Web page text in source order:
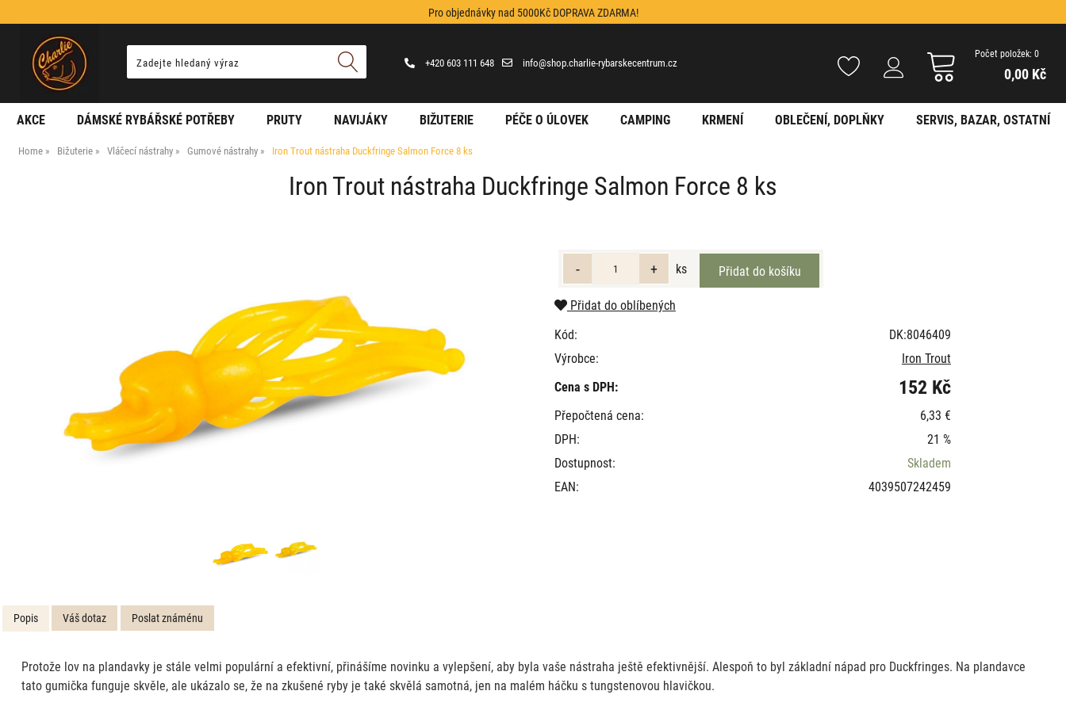
Pro objednávky nad 5000Kč DOPRAVA ZDARMA!
+420 603 111 648 info@shop.charlie-rybarskecentrum.cz
Počet položek: 0
0,00 Kč
AKCE DÁMSKÉ RYBÁŘSKÉ POTŘEBY PRUTY NAVIJÁKY BIŽUTERIE PÉČE O ÚLOVEK CAMPING KRMENÍ OBLEČENÍ, DOPLŇKY SERVIS, BAZAR, OSTATNÍ
Home Bižuterie Vláčecí nástrahy Gumové nástrahy Iron Trout nástraha Duckfringe Salmon Force 8 ks
Iron Trout nástraha Duckfringe Salmon Force 8 ks
ks
Přidat do oblíbených
Kód:
DK:8046409
Výrobce:
Iron Trout
Cena s DPH:
152 Kč
Přepočtená cena:
6,33 €
DPH:
21 %
Dostupnost:
Skladem
EAN:
4039507242459
Popis Váš dotaz Poslat známénu
Protože lov na plandavky je stále velmi populární a efektivní, přinášíme novinku a vylepšení, aby byla vaše nástraha ještě efektivnější. Alespoň to byl základní nápad pro Duckfringes. Na plandavce
tato gumička funguje skvěle, ale ukázalo se, že na zkušené ryby je také skvělá samotná, jen na malém háčku s tungstenovou hlavičkou.